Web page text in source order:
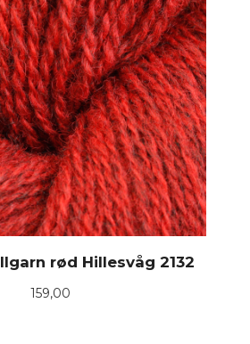
rød Hillesvåg 2132
Pris
159,00